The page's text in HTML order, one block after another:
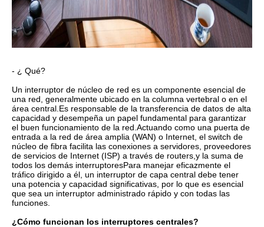
- ¿ Qué?
Un interruptor de núcleo de red es un componente esencial de
una red, generalmente ubicado en la columna vertebral o en el
área central.Es responsable de la transferencia de datos de alta
capacidad y desempeña un papel fundamental para garantizar
el buen funcionamiento de la red.Actuando como una puerta de
entrada a la red de área amplia (WAN) o Internet, el switch de
núcleo de fibra facilita las conexiones a servidores, proveedores
de servicios de Internet (ISP) a través de routers,y la suma de
todos los demás interruptoresPara manejar eficazmente el
tráfico dirigido a él, un interruptor de capa central debe tener
una potencia y capacidad significativas, por lo que es esencial
que sea un interruptor administrado rápido y con todas las
funciones.
¿Cómo funcionan los interruptores centrales?